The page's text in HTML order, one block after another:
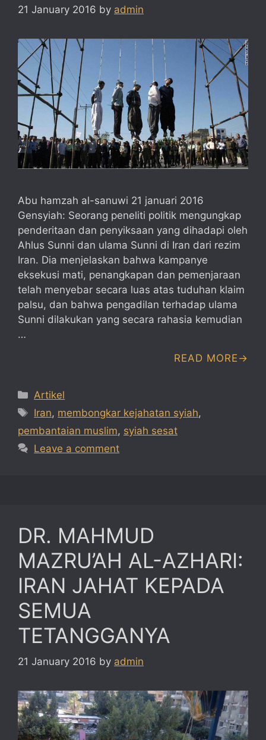
21 January 2016 by admin
Abu hamzah al-sanuwi 21 januari 2016
Gensyiah: Seorang peneliti politik mengungkap
penderitaan dan penyiksaan yang dihadapi oleh
Ahlus Sunni dan ulama Sunni di Iran dari rezim
Iran. Dia menjelaskan bahwa kampanye
eksekusi mati, penangkapan dan pemenjaraan
telah menyebar secara luas atas tuduhan klaim
palsu, dan bahwa pengadilan terhadap ulama
Sunni dilakukan yang secara rahasia kemudian
…
READ MORE
Categories
Artikel
Tags
Iran, membongkar kejahatan syiah,
pembantaian muslim, syiah sesat
Leave a comment
DR. MAHMUD
MAZRU’AH AL-AZHARI:
IRAN JAHAT KEPADA
SEMUA
TETANGGANYA
21 January 2016 by admin